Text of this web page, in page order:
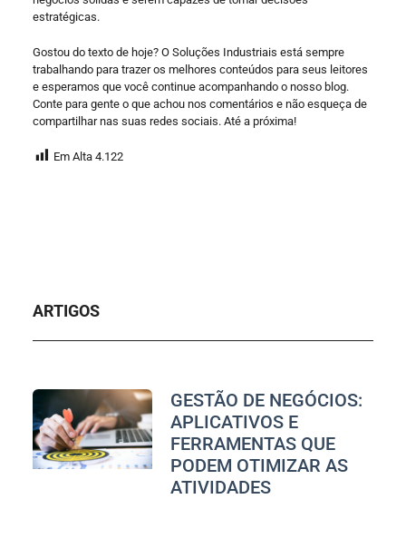
estratégicas.
Gostou do texto de hoje? O Soluções Industriais está sempre
trabalhando para trazer os melhores conteúdos para seus leitores
e esperamos que você continue acompanhando o nosso blog.
Conte para gente o que achou nos comentários e não esqueça de
compartilhar nas suas redes sociais. Até a próxima!
Em Alta 4.122
ARTIGOS
GESTÃO DE NEGÓCIOS:
APLICATIVOS E
FERRAMENTAS QUE
PODEM OTIMIZAR AS
ATIVIDADES